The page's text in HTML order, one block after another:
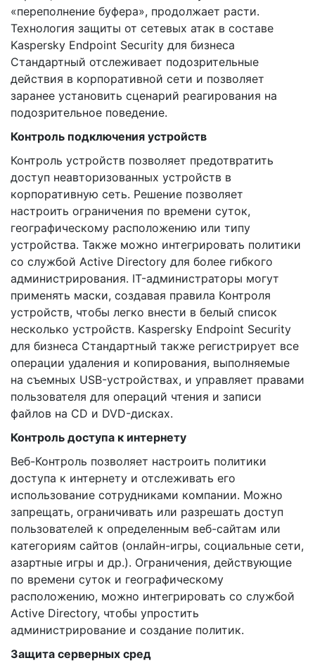
«переполнение буфера», продолжает расти.
Технология защиты от сетевых атак в составе
Kaspersky Endpoint Security для бизнеса
Стандартный отслеживает подозрительные
действия в корпоративной сети и позволяет
заранее установить сценарий реагирования на
подозрительное поведение.
Контроль подключения устройств
Контроль устройств позволяет предотвратить
доступ неавторизованных устройств в
корпоративную сеть. Решение позволяет
настроить ограничения по времени суток,
географическому расположению или типу
устройства. Также можно интегрировать политики
со службой Active Directory для более гибкого
администрирования. IT-администраторы могут
применять маски, создавая правила Контроля
устройств, чтобы легко внести в белый список
несколько устройств. Kaspersky Endpoint Security
для бизнеса Стандартный также регистрирует все
операции удаления и копирования, выполняемые
на съемных USB-устройствах, и управляет правами
пользователя для операций чтения и записи
файлов на CD и DVD-дисках.
Контроль доступа к интернету
Веб-Контроль позволяет настроить политики
доступа к интернету и отслеживать его
использование сотрудниками компании. Можно
запрещать, ограничивать или разрешать доступ
пользователей к определенным веб-сайтам или
категориям сайтов (онлайн-игры, социальные сети,
азартные игры и др.). Ограничения, действующие
по времени суток и географическому
расположению, можно интегрировать со службой
Active Directory, чтобы упростить
администрирование и создание политик.
Защита серверных сред